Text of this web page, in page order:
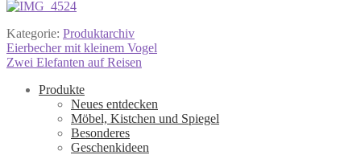
Kategorie: Produktarchiv
Beitragsnavigation
Vorheriger
Beitrag:
Eierbecher mit kleinem Vogel
Nächster
Zwei Elefanten auf Reisen
Produkte
Neues entdecken
Möbel, Kistchen und Spiegel
Besonderes
Geschenkideen